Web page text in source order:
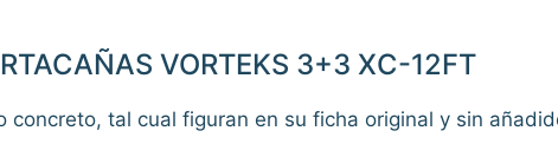
VORTEKS 3+3 XC-12FT
tal cual figuran en su ficha original y sin